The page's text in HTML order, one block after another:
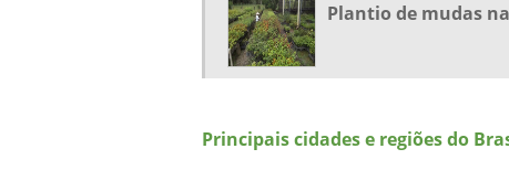
Plantio de mudas
Principais cidades e regiões do